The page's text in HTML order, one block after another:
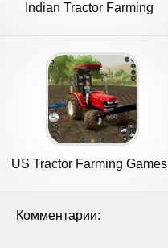
Indian Tractor Farming
US Tractor Farming Games
Комментарии: